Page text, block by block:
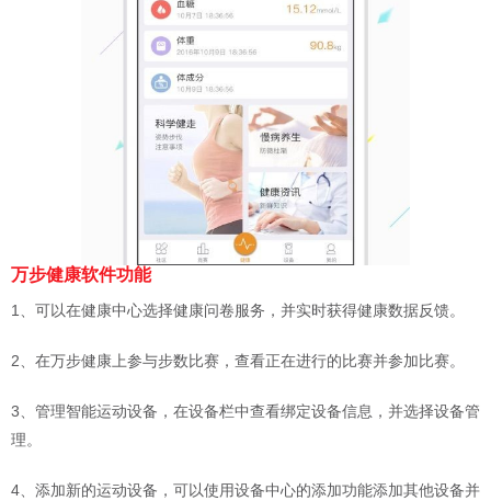
万步健康软件功能
1、可以在健康中心选择健康问卷服务，并实时获得健康数据反馈。
2、在万步健康上参与步数比赛，查看正在进行的比赛并参加比赛。
3、管理智能运动设备，在设备栏中查看绑定设备信息，并选择设备管
理。
4、添加新的运动设备，可以使用设备中心的添加功能添加其他设备并